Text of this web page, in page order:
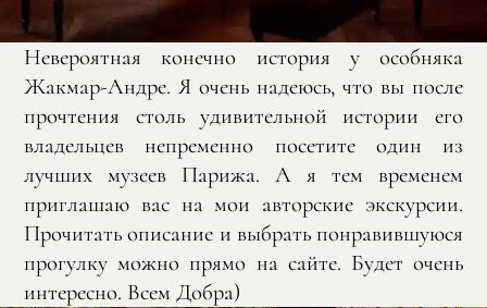
Невероятная конечно история у особняка
Жакмар-Андре. Я очень надеюсь, что вы после
прочтения столь удивительной истории его
владельцев непременно посетите один из
лучших музеев Парижа. А я тем временем
приглашаю вас на мои авторские экскурсии.
Прочитать описание и выбрать понравившуюся
прогулку можно прямо на сайте. Будет очень
интересно. Всем Добра)